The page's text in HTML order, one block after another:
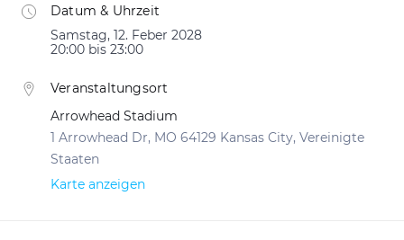
Datum & Uhrzeit
Samstag, 12. Feber 2028
20:00 bis 23:00
Veranstaltungsort
Arrowhead Stadium
1 Arrowhead Dr, MO 64129 Kansas City, Vereinigte
Staaten
Karte anzeigen